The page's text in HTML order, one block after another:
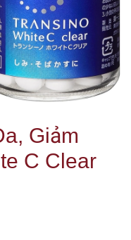
Giảm
C Clear